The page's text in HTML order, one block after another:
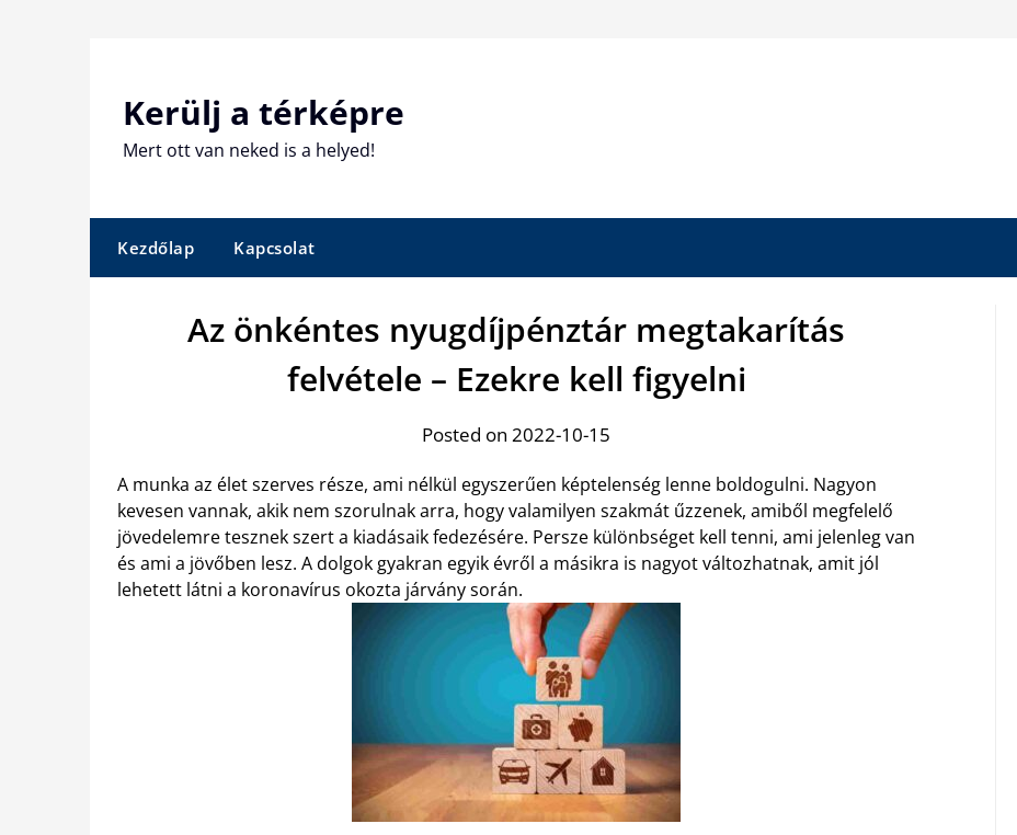
Kerülj a térképre
Mert ott van neked is a helyed!
Kezdőlap Kapcsolat
Az önkéntes nyugdíjpénztár megtakarítás
felvétele – Ezekre kell figyelni
Posted on 2022-10-15
A munka az élet szerves része, ami nélkül egyszerűen képtelenség lenne boldogulni. Nagyon
kevesen vannak, akik nem szorulnak arra, hogy valamilyen szakmát űzzenek, amiből megfelelő
jövedelemre tesznek szert a kiadásaik fedezésére. Persze különbséget kell tenni, ami jelenleg van
és ami a jövőben lesz. A dolgok gyakran egyik évről a másikra is nagyot változhatnak, amit jól
lehetett látni a koronavírus okozta járvány során.